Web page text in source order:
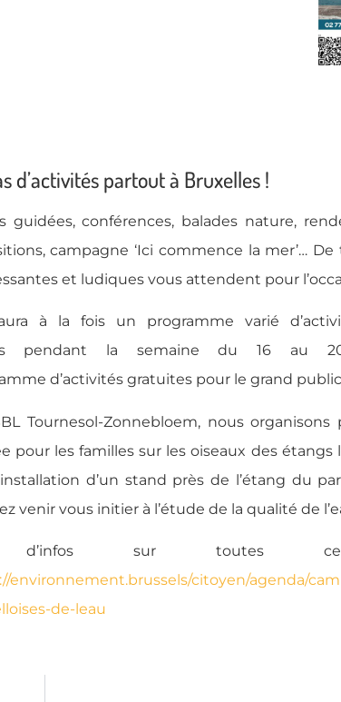
d’activités partout à Bruxelles !
guidées, conférences, balades nature,
campagne ‘Ici commence la mer’…
et ludiques vous attendent pour
à la fois un programme varié
pendant la semaine du 16 au
d’activités gratuites pour le grand public
Tournesol-Zonnebloem, nous
pour les familles sur les oiseaux des étangs
d’un stand près de l’étang du
venir vous initier à l’étude de la qualité de
sur toutes
environnement.brussels/citoyen/agenda/
de-leau